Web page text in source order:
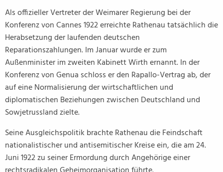
Als offizieller Vertreter der Weimarer Regierung bei der
Konferenz von Cannes 1922 erreichte Rathenau tatsächlich die
Herabsetzung der laufenden deutschen
Reparationszahlungen. Im Januar wurde er zum
Außenminister im zweiten Kabinett Wirth ernannt. In der
Konferenz von Genua schloss er den Rapallo-Vertrag ab, der
auf eine Normalisierung der wirtschaftlichen und
diplomatischen Beziehungen zwischen Deutschland und
Sowjetrussland zielte.
Seine Ausgleichspolitik brachte Rathenau die Feindschaft
nationalistischer und antisemitischer Kreise ein, die am 24.
Juni 1922 zu seiner Ermordung durch Angehörige einer